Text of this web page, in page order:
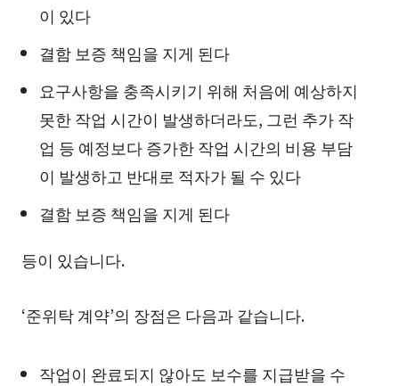
이 있다
결함 보증 책임을 지게 된다
요구사항을 충족시키기 위해 처음에 예상하지
못한 작업 시간이 발생하더라도, 그런 추가 작
업 등 예정보다 증가한 작업 시간의 비용 부담
이 발생하고 반대로 적자가 될 수 있다
결함 보증 책임을 지게 된다
등이 있습니다.
‘준위탁 계약’의 장점은 다음과 같습니다.
작업이 완료되지 않아도 보수를 지급받을 수